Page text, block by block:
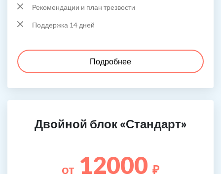
Рекомендации и план трезвости
Поддержка 14 дней
Подробнее
Двойной блок «Стандарт»
от 12000 ₽